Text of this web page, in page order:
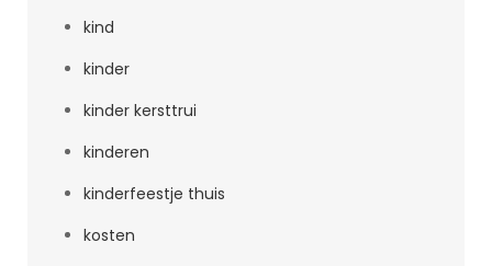
kind
kinder
kinder kersttrui
kinderen
kinderfeestje thuis
kosten